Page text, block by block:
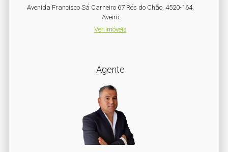
Avenida Francisco Sá Carneiro 67 Rés do Chão, 4520-164,
Aveiro
Ver Imóveis
Agente